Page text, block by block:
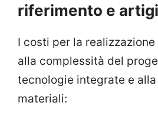
riferimento e
I costi per la
alla complessità del
tecnologie integrate e
materiali: